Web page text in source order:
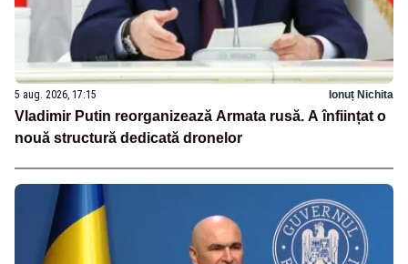
5 aug. 2026, 17:15 Ionuț Nichita
Vladimir Putin reorganizează Armata rusă. A înființat o
nouă structură dedicată dronelor